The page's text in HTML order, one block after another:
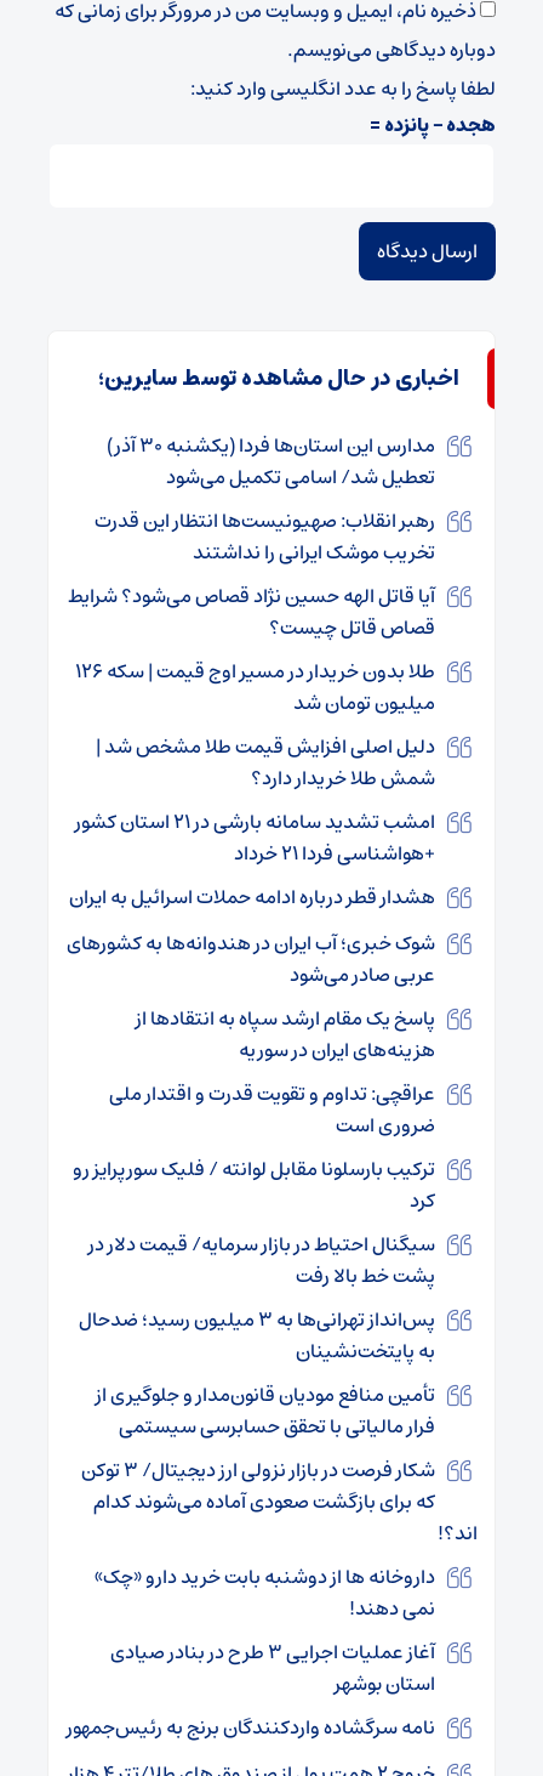
ذخیره نام، ایمیل و وبسایت من در مرورگر برای زمانی که
دوباره دیدگاهی می‌نویسم.
لطفا پاسخ را به عدد انگلیسی وارد کنید:
هجده − پانزده =
اخباری در حال مشاهده توسط سایرین؛
مدارس این استان‌ها فردا (یکشنبه ۳۰ آذر)
تعطیل شد/ اسامی تکمیل می‌شود
رهبر انقلاب: صهیونیست‌ها انتظار این قدرت
تخریب موشک ایرانی را نداشتند
آیا قاتل الهه حسین نژاد قصاص می‌شود؟ شرایط
قصاص قاتل چیست؟
طلا بدون خریدار در مسیر اوج قیمت | سکه ۱۲۶
میلیون تومان شد
دلیل اصلی افزایش قیمت طلا مشخص شد |
شمش طلا خریدار دارد؟
امشب تشدید سامانه بارشی در ۲۱ استان کشور
+هواشناسی فردا ۲۱ خرداد
هشدار قطر درباره ادامه حملات اسرائیل به ایران
شوک خبری؛ آب ایران در هندوانه‌ها به کشورهای
عربی صادر می‌شود
پاسخ یک مقام ارشد سپاه به انتقاد‌ها از
هزینه‌های ایران در سوریه
عراقچی: تداوم و تقویت قدرت و اقتدار ملی
ضروری است
ترکیب بارسلونا مقابل لوانته / فلیک سورپرایز رو
کرد
سیگنال احتیاط در بازار سرمایه/ قیمت دلار در
پشت خط بالا رفت
پس‌انداز تهرانی‌ها به ۳ میلیون رسید؛ ضدحال
به پایتخت‌نشینان
تأمین منافع مودیان قانون‌مدار و جلوگیری از
فرار مالیاتی با تحقق حسابرسی سیستمی
شکار فرصت در بازار نزولی ارز دیجیتال/ ۳ توکن
که برای بازگشت صعودی آماده می‌شوند کدام
اند؟!
داروخانه ها از دوشنبه بابت خرید دارو «چک»
نمی دهند!
آغاز عملیات اجرایی ۳ طرح در بنادر صیادی
استان بوشهر
نامه سرگشاده واردکنندگان برنج به رئیس‌جمهور